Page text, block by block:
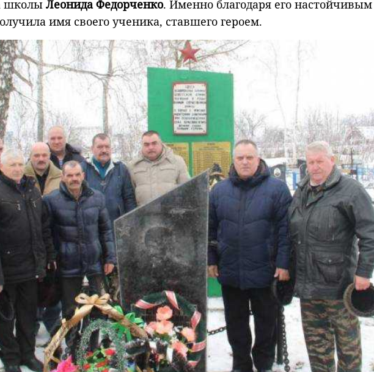
школы Леонида Федорченко. Именно благодаря его настойчивым
имя своего ученика, ставшего героем.